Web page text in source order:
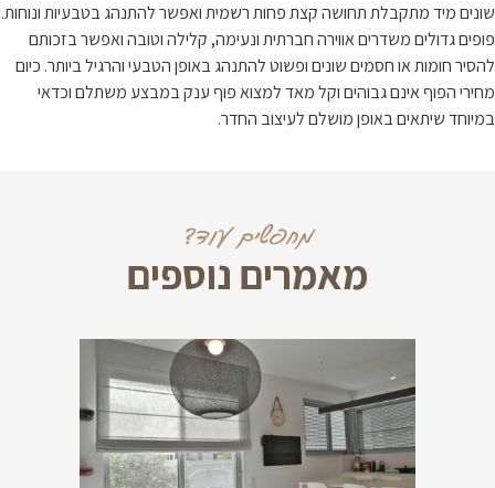
שונים מיד מתקבלת תחושה קצת פחות רשמית ואפשר להתנהג בטבעיות ונוחות.
פופים גדולים משדרים אווירה חברתית ונעימה, קלילה וטובה ואפשר בזכותם
להסיר חומות או חסמים שונים ופשוט להתנהג באופן הטבעי והרגיל ביותר. כיום
מחירי הפוף אינם גבוהים וקל מאד למצוא פוף ענק במבצע משתלם וכדאי
במיוחד שיתאים באופן מושלם לעיצוב החדר.
מחפשים עוד?
מאמרים נוספים